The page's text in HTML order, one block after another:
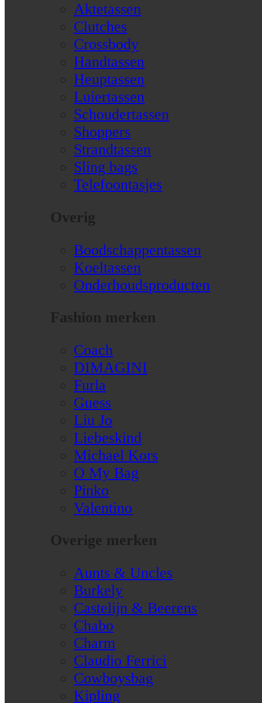
Aktetassen
Clutches
Crossbody
Handtassen
Heuptassen
Luiertassen
Schoudertassen
Shoppers
Strandtassen
Sling bags
Telefoontasjes
Overig
Boodschappentassen
Koeltassen
Onderhoudsproducten
Fashion merken
Coach
DIMAGINI
Furla
Guess
Liu Jo
Liebeskind
Michael Kors
O My Bag
Pinko
Valentino
Overige merken
Aunts & Uncles
Burkely
Castelijn & Beerens
Chabo
Charm
Claudio Ferrici
Cowboysbag
Kipling